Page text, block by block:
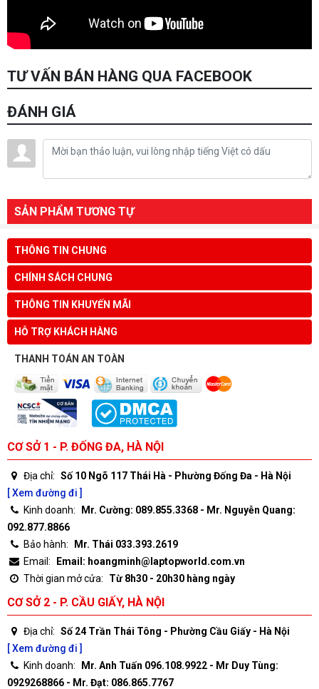
TƯ VẤN BÁN HÀNG QUA FACEBOOK
ĐÁNH GIÁ
SẢN PHẨM TƯƠNG TỰ
THÔNG TIN CHUNG
CHÍNH SÁCH CHUNG
THÔNG TIN KHUYẾN MÃI
HỖ TRỢ KHÁCH HÀNG
THANH TOÁN AN TOÀN
CƠ SỞ 1 - P. ĐỐNG ĐA, HÀ NỘI
Địa chỉ: Số 10 Ngõ 117 Thái Hà - Phường Đống Đa - Hà Nội
[ Xem đường đi ]
Kinh doanh:
Mr. Cường: 089.855.3368 - Mr. Nguyễn Quang:
092.877.8866
Bảo hành:
Mr. Thái 033.393.2619
Email:
Email: hoangminh@laptopworld.com.vn
Thời gian mở cửa:
Từ 8h30 - 20h30 hàng ngày
CƠ SỞ 2 - P. CẦU GIẤY, HÀ NỘI
Địa chỉ: Số 24 Trần Thái Tông - Phường Cầu Giấy - Hà Nội
[ Xem đường đi ]
Kinh doanh:
Mr. Anh Tuấn 096.108.9922 - Mr Duy Tùng:
0929268866 - Mr. Đạt: 086.865.7767